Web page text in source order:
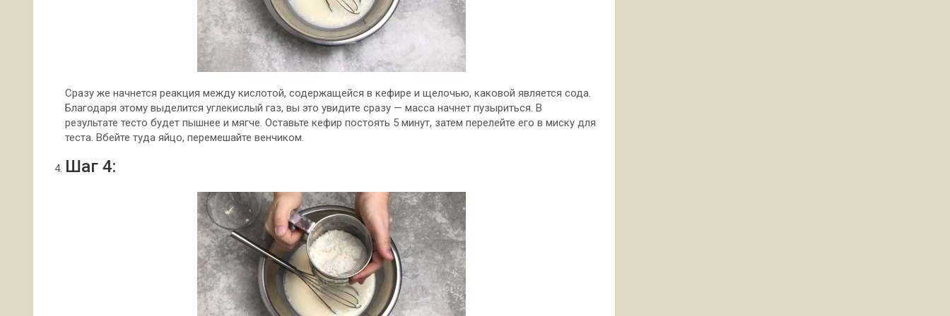
Сразу же начнется реакция между кислотой, содержащейся в кефире и щелочью, каковой является сода.
Благодаря этому выделится углекислый газ, вы это увидите сразу — масса начнет пузыриться. В
результате тесто будет пышнее и мягче. Оставьте кефир постоять 5 минут, затем перелейте его в миску для
теста. Вбейте туда яйцо, перемешайте венчиком.
Шаг 4: